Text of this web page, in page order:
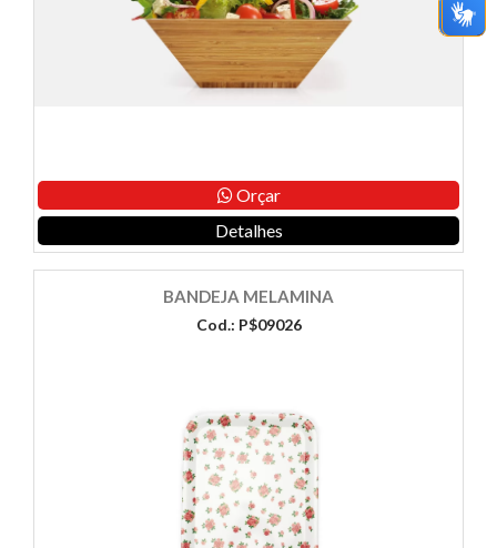
Orçar
Detalhes
BANDEJA MELAMINA
Cod.: P$09026